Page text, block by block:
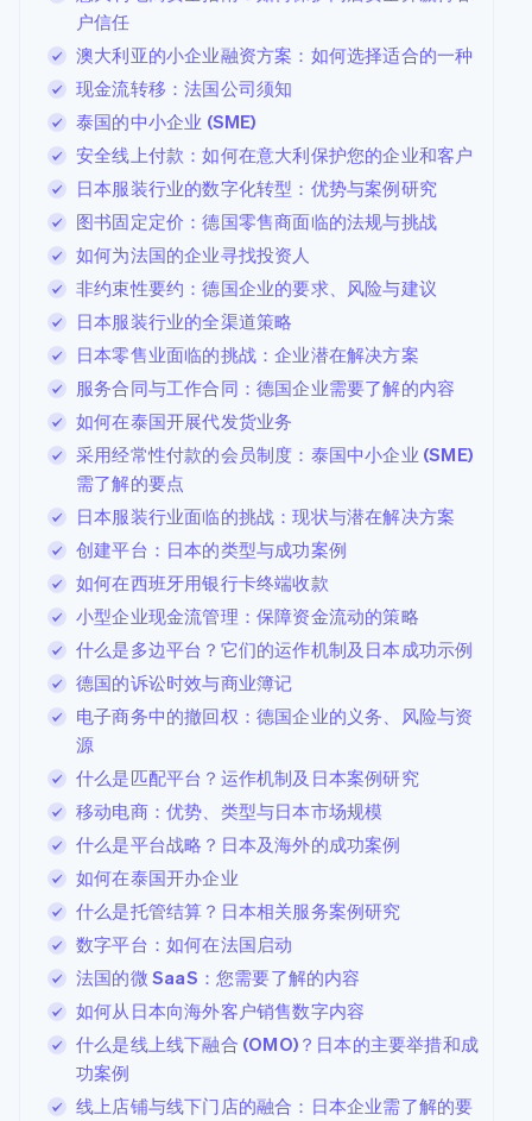
户信任
澳大利亚的小企业融资方案：如何选择适合的一种
现金流转移：法国公司须知
泰国的中小企业 (SME)
安全线上付款：如何在意大利保护您的企业和客户
日本服装行业的数字化转型：优势与案例研究
图书固定定价：德国零售商面临的法规与挑战
如何为法国的企业寻找投资人
非约束性要约：德国企业的要求、风险与建议
日本服装行业的全渠道策略
日本零售业面临的挑战：企业潜在解决方案
服务合同与工作合同：德国企业需要了解的内容
如何在泰国开展代发货业务
采用经常性付款的会员制度：泰国中小企业 (SME)
需了解的要点
日本服装行业面临的挑战：现状与潜在解决方案
创建平台：日本的类型与成功案例
如何在西班牙用银行卡终端收款
小型企业现金流管理：保障资金流动的策略
什么是多边平台？它们的运作机制及日本成功示例
德国的诉讼时效与商业簿记
电子商务中的撤回权：德国企业的义务、风险与资
源
什么是匹配平台？运作机制及日本案例研究
移动电商：优势、类型与日本市场规模
什么是平台战略？日本及海外的成功案例
如何在泰国开办企业
什么是托管结算？日本相关服务案例研究
数字平台：如何在法国启动
法国的微 SaaS：您需要了解的内容
如何从日本向海外客户销售数字内容
什么是线上线下融合 (OMO)？日本的主要举措和成
功案例
线上店铺与线下门店的融合：日本企业需了解的要